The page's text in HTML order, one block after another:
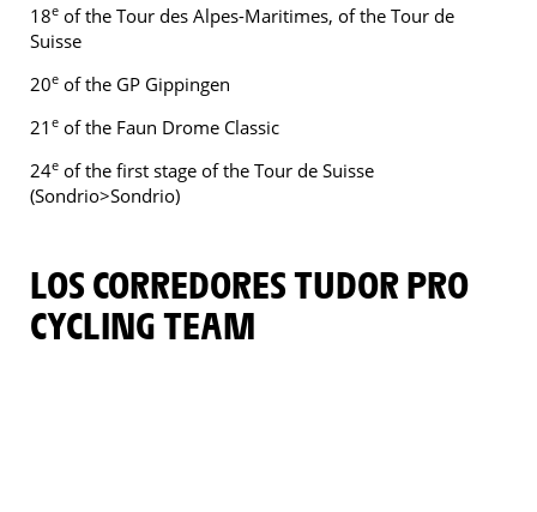
18e of the Tour des Alpes-Maritimes, of the Tour de
Suisse
20e of the GP Gippingen
21 e of the Faun Drome Classic
24e of the first stage of the Tour de Suisse
(Sondrio>Sondrio)
LOS CORREDORES TUDOR PRO
CYCLING TEAM